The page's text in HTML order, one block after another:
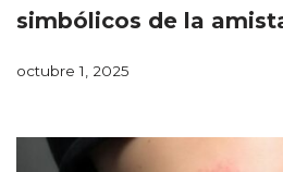
simbólicos de la
octubre 1, 2025